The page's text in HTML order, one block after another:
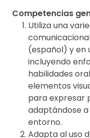
Competencias
Utiliza una
(español) y en
incluyendo
habilidades
elementos
para expresar
adaptándose
entorno.
Adapta al uso